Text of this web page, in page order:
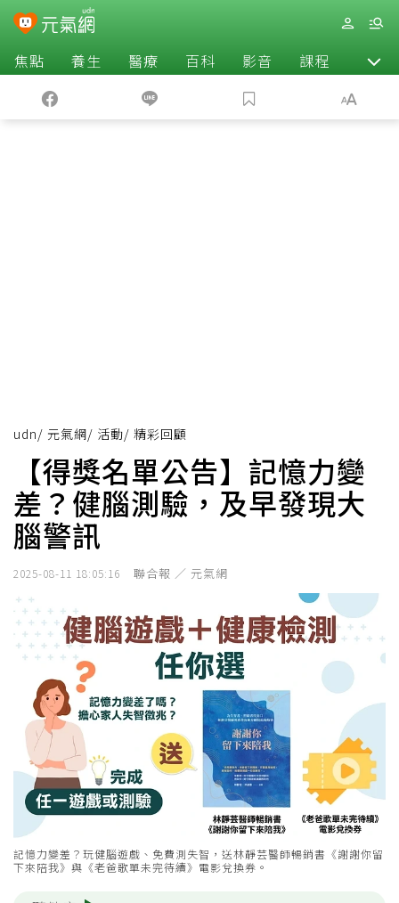
焦點 養生 醫療 百科 影音 課程 退休
udn/ 元氣網/ 活動/ 精彩回顧
【得獎名單公告】記憶力變
差？健腦測驗，及早發現大
腦警訊
2025-08-11 18:05:16 聯合報 ／ 元氣網
記憶力變差？玩健腦遊戲、免費測失智，送林靜芸醫師暢銷書《謝謝你留
下來陪我》與《老爸歌單未完待續》電影兌換券。